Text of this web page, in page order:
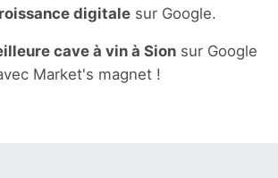
digitale sur Google.
cave à vin à Sion sur Google
Market's magnet !